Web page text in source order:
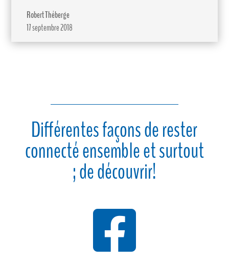
Robert Théberge
17 septembre 2018
Différentes façons de rester
connecté ensemble et surtout
; de découvrir!
